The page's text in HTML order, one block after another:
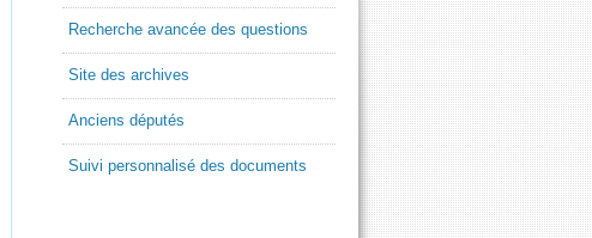
Recherche avancée des questions
Site des archives
Anciens députés
Suivi personnalisé des documents